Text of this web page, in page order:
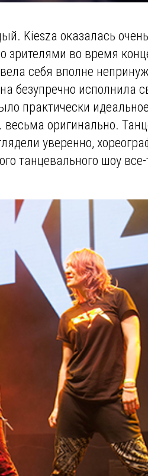
Kiesza оказалась
зрителями во время
себя вполне
безупречно исполнила
практически
оригинально.
уверенно,
танцевального шоу